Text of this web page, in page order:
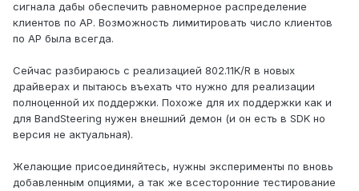
сигнала дабы обеспечить равномерное распределение
клиентов по AP. Возможность лимитировать число клиентов
по AP была всегда.
Сейчас разбираюсь с реализацией 802.11K/R в новых
драйверах и пытаюсь въехать что нужно для реализации
полноценной их поддержки. Похоже для их поддержки как и
для BandSteering нужен внешний демон (и он есть в SDK но
версия не актуальная).
Желающие присоединяйтесь, нужны эксперименты по вновь
добавленным опциями, а так же всесторонние тестирование